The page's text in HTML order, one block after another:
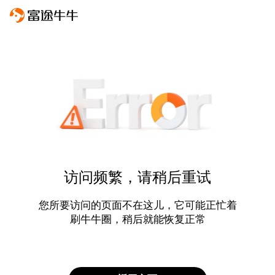
访问频繁，请稍后重试
您所要访问的页面不在这儿，它可能正忙着
刷牛牛圈，稍后就能恢复正常